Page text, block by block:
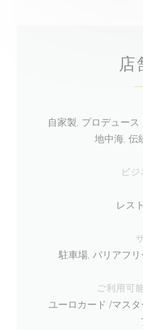
店
自家製, プロデュー
地中海, 伝
ビ
レス
駐車場, バリアフ
ご利用可
ユーロカード /マス